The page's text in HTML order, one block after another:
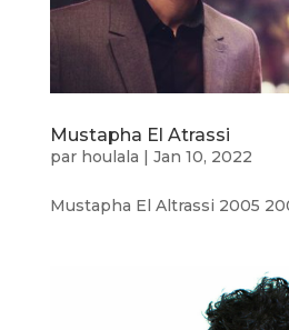
Mustapha El Atrassi
par houlala | Jan 10, 2022
Mustapha El Altrassi 2005